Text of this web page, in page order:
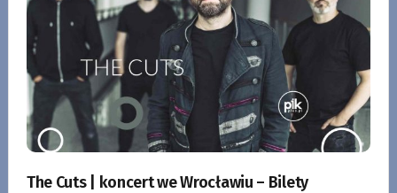
The Cuts | koncert we Wrocławiu – Bilety